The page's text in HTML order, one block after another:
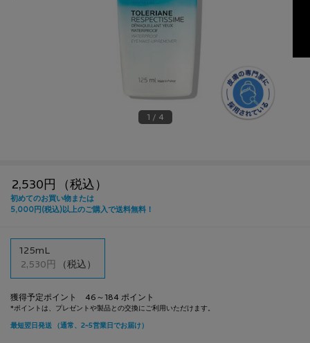
1 / 4
2,530円 （税込）
選択済み
125mL
2,530円
（税込）
, 1/1
獲得予定ポイント 46～184 ポイント